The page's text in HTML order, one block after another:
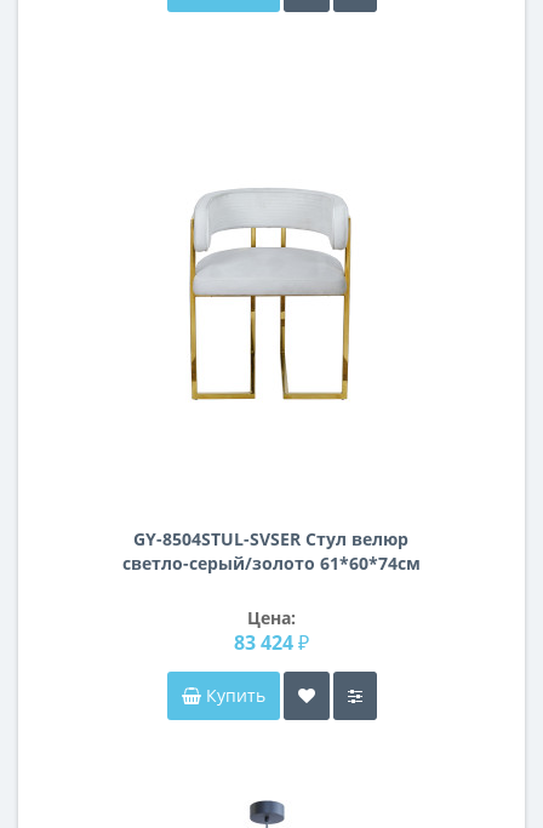
GY-8504STUL-SVSER Стул велюр
светло-серый/золото 61*60*74см
Цена:
83 424 ₽
Купить